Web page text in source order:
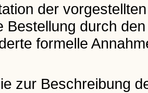
der
Bestellung durch
formelle
zur Beschreibung